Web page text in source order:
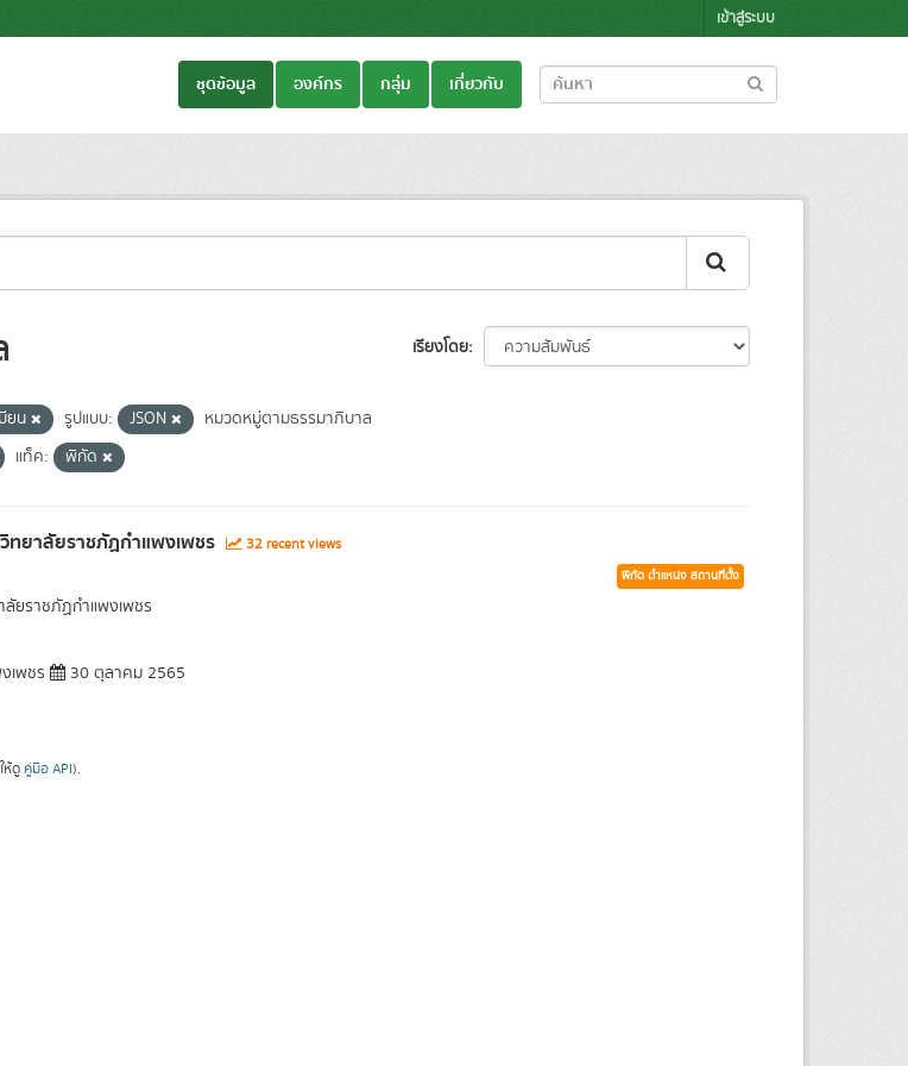
เข้าสู่ระบบ
ชุดข้อมูล องค์กร กลุ่ม เกี่ยวกับ
เรียงโดย
ยน รูปแบบ: JSON
หมวดหมู่ตามธรรมาภิบาล
แท็ค: พิกัด
ยาลัยราชภัฏกำแพงเพชร 32 recent views
พิกัด ตำแหน่ง สถานที่ตั้ง
ยราชภัฏกำแพงเพชร
เพชร 30 ตุลาคม 2565
ห้ดู คู่มือ API).